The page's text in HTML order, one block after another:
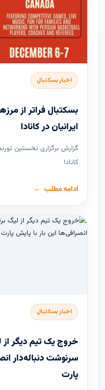
اخبار بسکتبال
ایرانیان در کانادا
کانادا
ادامه مطلب
اخبار بسکتبال
خروج یک تیم دیگر از
سرنوشت دنباله‌دار
پارت